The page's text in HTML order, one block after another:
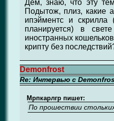
Дем, знаю, что эту
Подытож, плиз, какие
ипэйментс и
планируется) в
иностранных
крипту без
Demonfrost
Re: Интервью с
Мрпкарлгр пишет:
По прошествии